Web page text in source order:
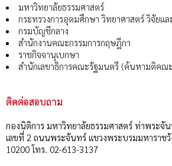
มหาวิทยาลัยธรรมศาสตร์
กระทรวงการอุดมศึกษา วิทยาศาสตร์ วิจัยแ
กรมบัญชีกลาง
สำนักงานคณะกรรมการกฤษฎีกา
ราชกิจจานุเบกษา
สำนักเลขาธิการคณะรัฐมนตรี (ค้นหามติคณ
ติดต่อสอบถาม
กองนิติการ มหาวิทยาลัยธรรมศาสตร์ ท่าพระจั
เลขที่ 2 ถนนพระจันทร์ แขวงพระบรมมหาราชวั
10200 โทร. 02-613-3137